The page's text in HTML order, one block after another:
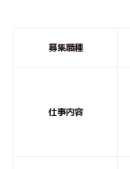
募集職種
仕事内容